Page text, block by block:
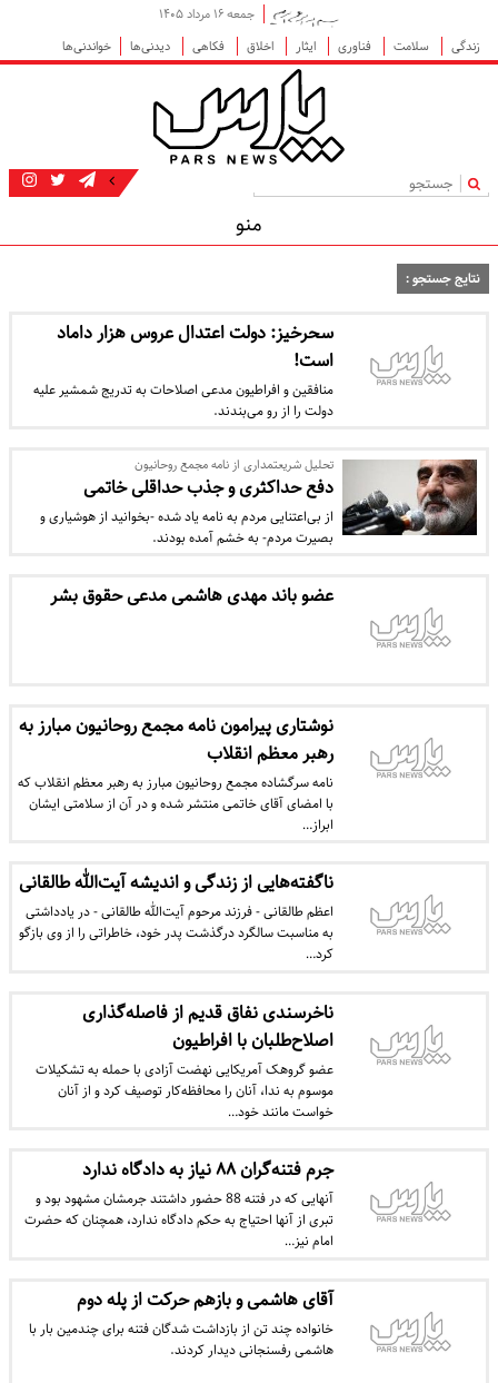
جمعه ۱۶ مرداد ۱۴۰۵
زندگی
سلامت فناوری ایثار اخلاق فکاهی دیدنی‌ها خواندنی‌ها
|
منو
نتایج جستجو :
سحرخیز: دولت اعتدال عروس هزار داماد
است!
منافقین و افراطیون مدعی اصلاحات به تدریج شمشیر علیه
دولت را از رو می‌بندند.
تحلیل شریعتمداری از نامه مجمع روحانیون
دفع حداکثری و جذب حداقلی خاتمی
از بی‌اعتنایی مردم به نامه یاد شده -بخوانید از هوشیاری و
بصیرت مردم- به خشم آمده بودند.
عضو باند مهدی هاشمی مدعی حقوق بشر
نوشتاری پیرامون نامه مجمع روحانیون مبارز به
رهبر معظم انقلاب
نامه سرگشاده مجمع روحانیون مبارز به رهبر معظم انقلاب که
با امضای آقای خاتمی منتشر شده و در آن از سلامتی ایشان
ابراز…
ناگفته‌هایی از زندگی و اندیشه آیت‌الله طالقانی
اعظم طالقانی - فرزند مرحوم آیت‌الله طالقانی - در یادداشتی
به مناسبت سالگرد درگذشت پدر خود، خاطراتی را از وی بازگو
کرد…
ناخرسندی نفاق قدیم از فاصله‌گذاری
اصلاح‌طلبان با افراطیون
عضو گروهک آمریکایی نهضت‌ آزادی با حمله به تشکیلات
موسوم به ندا، آنان را محافظه‌کار توصیف کرد و از آنان
خواست مانند خود…
جرم فتنه‌گران ۸۸ نیاز به دادگاه ندارد
آنهایی که در فتنه 88 حضور داشتند جرمشان مشهود بود و
تبری از آنها احتیاج به حکم دادگاه ندارد، همچنان که حضرت
امام نیز…
آقای هاشمی و بازهم حرکت از پله دوم
خانواده چند تن از بازداشت شدگان فتنه برای چندمین بار با
هاشمی رفسنجانی دیدار کردند.